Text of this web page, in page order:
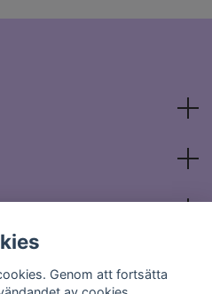
Genom att fortsätta